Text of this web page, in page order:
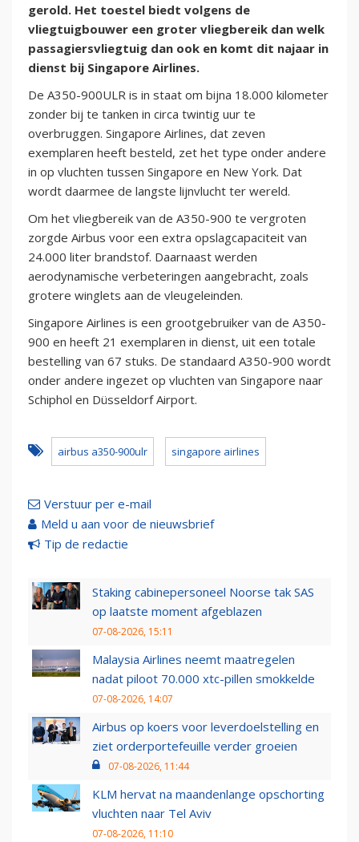
gerold. Het toestel biedt volgens de
vliegtuigbouwer een groter vliegbereik dan welk
passagiersvliegtuig dan ook en komt dit najaar in
dienst bij Singapore Airlines.
De A350-900ULR is in staat om bijna 18.000 kilometer
zonder bij te tanken in circa twintig uur te
overbruggen. Singapore Airlines, dat zeven
exemplaren heeft besteld, zet het type onder andere
in op vluchten tussen Singapore en New York. Dat
wordt daarmee de langste lijnvlucht ter wereld.
Om het vliegbereik van de A350-900 te vergroten
zorgde Airbus voor een extra opslagcapaciteit van
24.000 liter brandstof. Daarnaast werden
aerodynamische verbeteringen aangebracht, zoals
grotere winglets aan de vleugeleinden.
Singapore Airlines is een grootgebruiker van de A350-
900 en heeft 21 exemplaren in dienst, uit een totale
bestelling van 67 stuks. De standaard A350-900 wordt
onder andere ingezet op vluchten van Singapore naar
Schiphol en Düsseldorf Airport.
airbus a350-900ulr singapore airlines
Verstuur per e-mail
Meld u aan voor de nieuwsbrief
Tip de redactie
Staking cabinepersoneel Noorse tak SAS
op laatste moment afgeblazen
07-08-2026, 15:11
Malaysia Airlines neemt maatregelen
nadat piloot 70.000 xtc-pillen smokkelde
07-08-2026, 14:07
Airbus op koers voor leverdoelstelling en
ziet orderportefeuille verder groeien
07-08-2026, 11:44
KLM hervat na maandenlange opschorting
vluchten naar Tel Aviv
07-08-2026, 11:10